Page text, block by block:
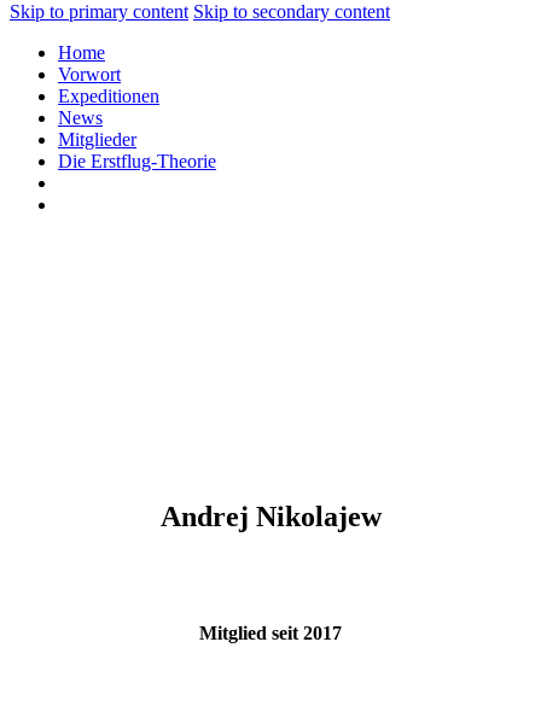
Skip to primary content Skip to secondary content
Home
Vorwort
Expeditionen
News
Mitglieder
Die Erstflug-Theorie
Andrej Nikolajew
Mitglied seit 2017